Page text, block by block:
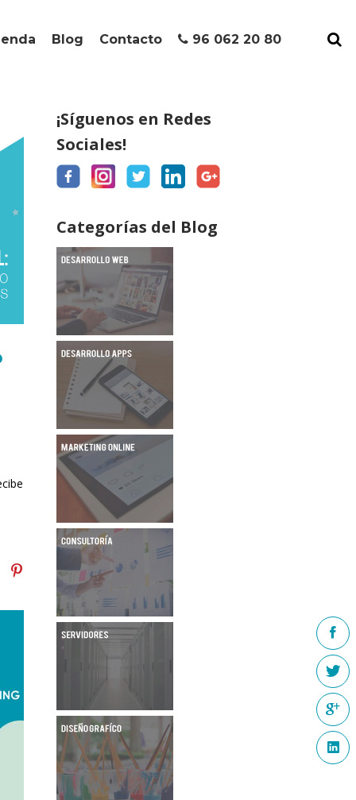
Blog Contacto 96 062 20 80
¡Síguenos en Redes
Sociales!
Categorías del Blog